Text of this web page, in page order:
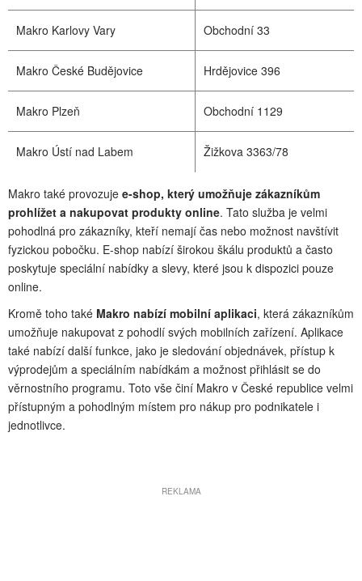
Makro Karlovy Vary Obchodní 33
Makro České Budějovice Hrdějovice 396
Makro Plzeň Obchodní 1129
Makro Ústí nad Labem Žižkova 3363/78
Makro také provozuje e-shop, který umožňuje zákazníkům
prohlížet a nakupovat produkty online. Tato služba je velmi
pohodlná pro zákazníky, kteří nemají čas nebo možnost navštívit
fyzickou pobočku. E-shop nabízí širokou škálu produktů a často
poskytuje speciální nabídky a slevy, které jsou k dispozici pouze
online.
Kromě toho také Makro nabízí mobilní aplikaci, která zákazníkům
umožňuje nakupovat z pohodlí svých mobilních zařízení. Aplikace
také nabízí další funkce, jako je sledování objednávek, přístup k
výprodejům a speciálním nabídkám a možnost přihlásit se do
věrnostního programu. Toto vše činí Makro v České republice velmi
přístupným a pohodlným místem pro nákup pro podnikatele i
jednotlivce.
REKLAMA